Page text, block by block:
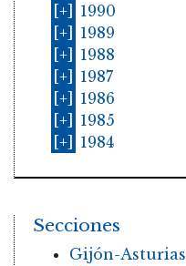
[+]
1990
[+]
1989
[+]
1988
[+]
1987
[+]
1986
[+]
1985
[+]
1984
Secciones
Gijón-Asturias